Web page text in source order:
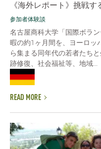
《海外レポート》挑戦
参加者体験談
名古屋商科大学「国際ボラ
暇の約1ヶ月間を、ヨーロッ
ら集まる同年代の若者たち
跡修復、社会福祉等、地域...
READ MORE